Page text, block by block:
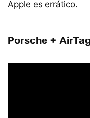
Apple es errático.
Porsche +